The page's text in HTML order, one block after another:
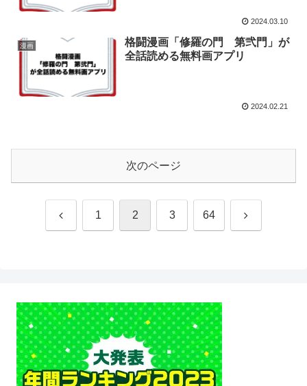
2024.03.10
漫画
格闘漫画「修羅の門 第弐門」が
全話読める無料画アプリ
2024.02.21
次のページ
前 1 2 3 64 次